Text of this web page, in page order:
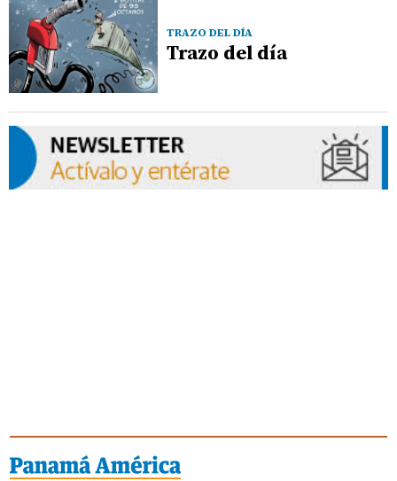
TRAZO DEL DÍA
Trazo del día